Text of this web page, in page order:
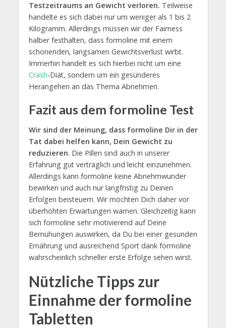
Testzeitraums an Gewicht verloren. Teilweise
handelte es sich dabei nur um weniger als 1 bis 2
Kilogramm. Allerdings müssen wir der Fairness
halber festhalten, dass formoline mit einem
schonenden, langsamen Gewichtsverlust wirbt.
Immerhin handelt es sich hierbei nicht um eine
Crash-Diät, sondern um ein gesünderes
Herangehen an das Thema Abnehmen.
Fazit aus dem formoline Test
Wir sind der Meinung, dass formoline Dir in der
Tat dabei helfen kann, Dein Gewicht zu
reduzieren. Die Pillen sind auch in unserer
Erfahrung gut verträglich und leicht einzunehmen.
Allerdings kann formoline keine Abnehmwunder
bewirken und auch nur langfristig zu Deinen
Erfolgen beisteuern. Wir möchten Dich daher vor
überhöhten Erwartungen warnen. Gleichzeitig kann
sich formoline sehr motivierend auf Deine
Bemühungen auswirken, da Du bei einer gesunden
Ernährung und ausreichend Sport dank formoline
wahrscheinlich schneller erste Erfolge sehen wirst.
Nützliche Tipps zur
Einnahme der formoline
Tabletten